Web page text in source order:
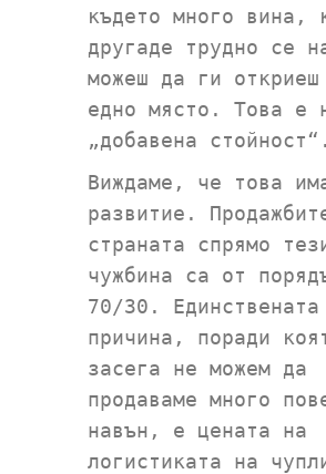
където много вина,
другаде трудно се
можеш да ги откриеш
едно място. Това е
„добавена стойност“.
Виждаме, че това
развитие.
страната спрямо
чужбина са от
70/30. Единствената
причина, поради
засега не можем да
продаваме много
навън, е цената на
логистиката на